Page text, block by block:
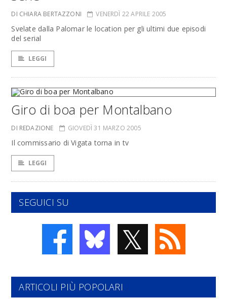
DI CHIARA BERTAZZONI VENERDÌ 22 APRILE 2005
Svelate dalla Palomar le location per gli ultimi due episodi
del serial
LEGGI
Giro di boa per Montalbano
DI REDAZIONE GIOVEDÌ 31 MARZO 2005
Il commissario di Vigata torna in tv
LEGGI
SEGUICI SU
𝕏
ARTICOLI PIÙ POPOLARI